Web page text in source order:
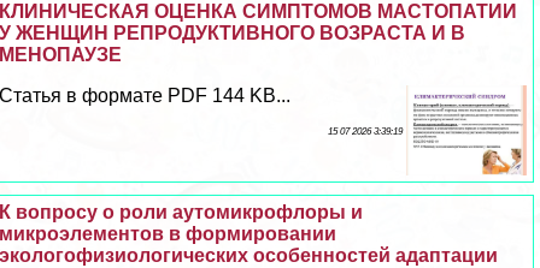
КЛИНИЧЕСКАЯ ОЦЕНКА СИМПТОМОВ МАСТОПАТИИ
У ЖЕНЩИН РЕПРОДУКТИВНОГО ВОЗРАСТА И В
МЕНОПАУЗЕ
Статья в формате PDF 144 KB...
15 07 2026 3:39:19
К вопросу о роли аутомикрофлоры и
микроэлементов в формировании
экологофизиологических особенностей адаптации